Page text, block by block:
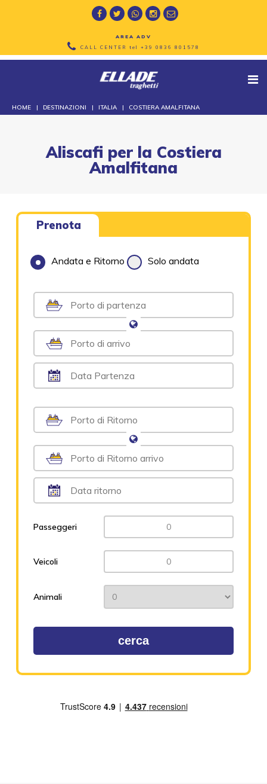
AREA ADV
CALL CENTER tel +39 0836 801578
HOME DESTINAZIONI ITALIA COSTIERA AMALFITANA
Aliscafi per la Costiera
Amalfitana
Prenota
Andata e Ritorno Solo andata
Passeggeri
Veicoli
Animali
cerca